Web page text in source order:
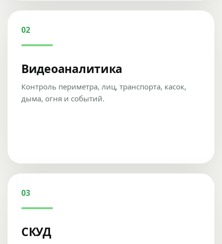
02
Видеоаналитика
Контроль периметра, лиц, транспорта, касок,
дыма, огня и событий.
03
СКУД